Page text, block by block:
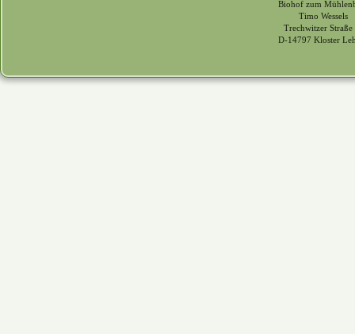
Biohof zum
Timo Wessels
Trechwitzer Straße
D-14797 Kloster